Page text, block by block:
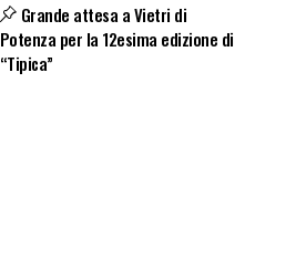
Grande attesa a Vietri di
Potenza per la 12esima edizione di
“Tipica”